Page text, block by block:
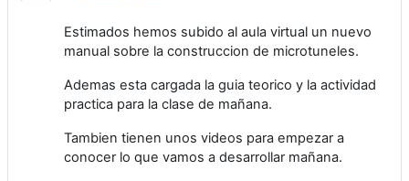
Estimados hemos subido al aula virtual un nuevo
manual sobre la construccion de microtuneles.
Ademas esta cargada la guia teorico y la actividad
practica para la clase de mañana.
Tambien tienen unos videos para empezar a
conocer lo que vamos a desarrollar mañana.